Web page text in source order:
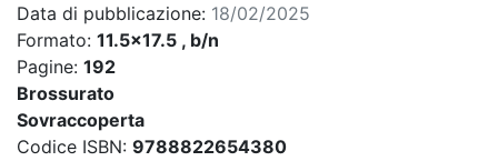
Data di pubblicazione: 18/02/2025
Formato: 11.5x17.5 , b/n
Pagine: 192
Brossurato
Sovraccoperta
Codice ISBN: 9788822654380